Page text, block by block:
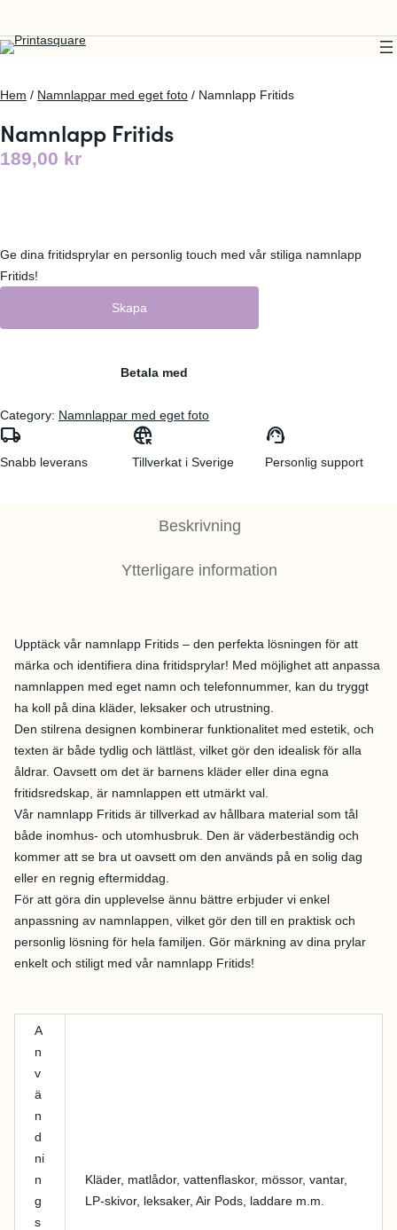
Hem / Namnlappar med eget foto / Namnlapp Fritids
Namnlapp Fritids
189,00 kr
Ge dina fritidsprylar en personlig touch med vår stiliga namnlapp
Fritids!
Skapa
Betala med
Category: Namnlappar med eget foto
local_shipping
Snabb leverans
captive_portal
Tillverkat i Sverige
support_agent
Personlig support
Beskrivning
Ytterligare information
Upptäck vår namnlapp Fritids – den perfekta lösningen för att
märka och identifiera dina fritidsprylar! Med möjlighet att anpassa
namnlappen med eget namn och telefonnummer, kan du tryggt
ha koll på dina kläder, leksaker och utrustning.
Den stilrena designen kombinerar funktionalitet med estetik, och
texten är både tydlig och lättläst, vilket gör den idealisk för alla
åldrar. Oavsett om det är barnens kläder eller dina egna
fritidsredskap, är namnlappen ett utmärkt val.
Vår namnlapp Fritids är tillverkad av hållbara material som tål
både inomhus- och utomhusbruk. Den är väderbeständig och
kommer att se bra ut oavsett om den används på en solig dag
eller en regnig eftermiddag.
För att göra din upplevelse ännu bättre erbjuder vi enkel
anpassning av namnlappen, vilket gör den till en praktisk och
personlig lösning för hela familjen. Gör märkning av dina prylar
enkelt och stiligt med vår namnlapp Fritids!
A
n
v
ä
n
d
ni
n
g
s
Kläder, matlådor, vattenflaskor, mössor, vantar,
LP-skivor, leksaker, Air Pods, laddare m.m.